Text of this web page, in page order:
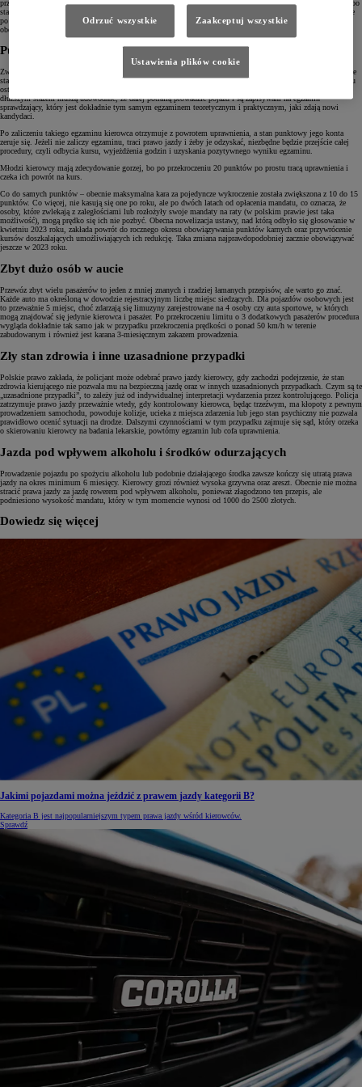
przyjęcia wniosku przez urzędnika lub w terminie 7 dni, jeżeli wymagane jest wydanie nowego dokumentu, bo
stary utracił ważność. To kolejny absurd urzędniczy, ale bez wypełnienia go nie możemy poruszać się legalnie
po drogach. Warto też pamiętać, że każdy kierowca, który zostanie przyłapany na jeździe w czasie
obowiązywania 3-miesięcznego zakazu, zostanie ukarany przedłużeniem tego zakazu o kolejne 3 miesiące.
Punkty karne dla kierowcy
Zwiększone kary punktowe dla kierowców to również szybka droga do utraty uprawnień. Obecnie kierowcy ze
stażem dłuższym niż rok mogą uzbierać maksymalnie 24 punkty, a tych, którzy uzyskali uprawnienia w ciągu
ostatnich 12 miesięcy, obowiązuje limit 20 punktów. Co dzieje się po przekroczeniu limitu? Kierowcy z
dłuższym stażem muszą udowodnić, że dalej potrafią prowadzić pojazd i są zapisywani na egzamin
sprawdzający, który jest dokładnie tym samym egzaminem teoretycznym i praktycznym, jaki zdają nowi
kandydaci.
Po zaliczeniu takiego egzaminu kierowca otrzymuje z powrotem uprawnienia, a stan punktowy jego konta
zeruje się. Jeżeli nie zaliczy egzaminu, traci prawo jazdy i żeby je odzyskać, niezbędne będzie przejście całej
procedury, czyli odbycia kursu, wyjeżdżenia godzin i uzyskania pozytywnego wyniku egzaminu.
Młodzi kierowcy mają zdecydowanie gorzej, bo po przekroczeniu 20 punktów po prostu tracą uprawnienia i
czeka ich powrót na kurs.
Co do samych punktów – obecnie maksymalna kara za pojedyncze wykroczenie została zwiększona z 10 do 15
punktów. Co więcej, nie kasują się one po roku, ale po dwóch latach od opłacenia mandatu, co oznacza, że
osoby, które zwlekają z zaległościami lub rozłożyły swoje mandaty na raty (w polskim prawie jest taka
możliwość), mogą prędko się ich nie pozbyć. Obecna nowelizacja ustawy, nad którą odbyło się głosowanie w
kwietniu 2023 roku, zakłada powrót do rocznego okresu obowiązywania punktów karnych oraz przywrócenie
kursów doszkalających umożliwiających ich redukcję. Taka zmiana najprawdopodobniej zacznie obowiązywać
jeszcze w 2023 roku.
Zbyt dużo osób w aucie
Przewóz zbyt wielu pasażerów to jeden z mniej znanych i rzadziej łamanych przepisów, ale warto go znać.
Każde auto ma określoną w dowodzie rejestracyjnym liczbę miejsc siedzących. Dla pojazdów osobowych jest
to przeważnie 5 miejsc, choć zdarzają się limuzyny zarejestrowane na 4 osoby czy auta sportowe, w których
mogą znajdować się jedynie kierowca i pasażer. Po przekroczeniu limitu o 3 dodatkowych pasażerów procedura
wygląda dokładnie tak samo jak w przypadku przekroczenia prędkości o ponad 50 km/h w terenie
zabudowanym i również jest karana 3-miesięcznym zakazem prowadzenia.
Zły stan zdrowia i inne uzasadnione przypadki
Polskie prawo zakłada, że policjant może odebrać prawo jazdy kierowcy, gdy zachodzi podejrzenie, że stan
zdrowia kierującego nie pozwala mu na bezpieczną jazdę oraz w innych uzasadnionych przypadkach. Czym są te
„uzasadnione przypadki”, to zależy już od indywidualnej interpretacji wydarzenia przez kontrolującego. Policja
zatrzymuje prawo jazdy przeważnie wtedy, gdy kontrolowany kierowca, będąc trzeźwym, ma kłopoty z pewnym
prowadzeniem samochodu, powoduje kolizje, ucieka z miejsca zdarzenia lub jego stan psychiczny nie pozwala
prawidłowo ocenić sytuacji na drodze. Dalszymi czynnościami w tym przypadku zajmuje się sąd, który orzeka
o skierowaniu kierowcy na badania lekarskie, powtórny egzamin lub cofa uprawnienia.
Jazda pod wpływem alkoholu i środków odurzających
Prowadzenie pojazdu po spożyciu alkoholu lub podobnie działającego środka zawsze kończy się utratą prawa
jazdy na okres minimum 6 miesięcy. Kierowcy grozi również wysoka grzywna oraz areszt. Obecnie nie można
stracić prawa jazdy za jazdę rowerem pod wpływem alkoholu, ponieważ złagodzono ten przepis, ale
podniesiono wysokość mandatu, który w tym momencie wynosi od 1000 do 2500 złotych.
Dowiedz się więcej
Jakimi pojazdami można jeździć z prawem jazdy kategorii B?
Kategoria B jest najpopularniejszym typem prawa jazdy wśród kierowców.
Sprawdź
Odrzuć wszystkie Zaakceptuj wszystkie
Ustawienia plików cookie